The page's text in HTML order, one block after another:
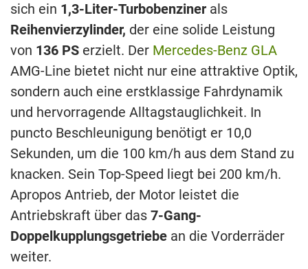
sich ein 1,3-Liter-Turbobenziner als
Reihenvierzylinder, der eine solide Leistung
von 136 PS erzielt. Der Mercedes-Benz GLA
AMG-Line bietet nicht nur eine attraktive Optik,
sondern auch eine erstklassige Fahrdynamik
und hervorragende Alltagstauglichkeit. In
puncto Beschleunigung benötigt er 10,0
Sekunden, um die 100 km/h aus dem Stand zu
knacken. Sein Top-Speed liegt bei 200 km/h.
Apropos Antrieb, der Motor leistet die
Antriebskraft über das 7-Gang-
Doppelkupplungsgetriebe an die Vorderräder
weiter.